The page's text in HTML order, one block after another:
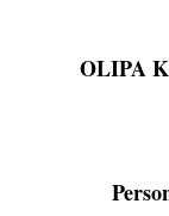
OLIPA